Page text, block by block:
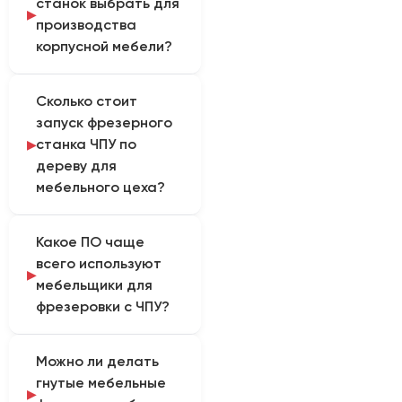
производства
корпусной мебели?
корпусной мебели
(кухни, шкафы)
оптимальны портальные
станки с рабочим
полем 1300х2500 мм или
полноформатные листы
МДФ, ЛДСП и фанеры.
Важно наличие
вакуумного стола для
надежной фиксации и
не менее 3 кВт.
Сколько стоит
запуск фрезерного
станка ЧПУ по
дереву для
мебельного цеха?
включают покупку
самого станка, системы
аспирации, вакуумной
помпы, стартового
работы. Для базового
полноформатного
Какое ПО чаще
всего используют
мебельщики для
фрезеровки с ЧПУ?
производств
используют связку
Можно ли делать
гнутые мебельные